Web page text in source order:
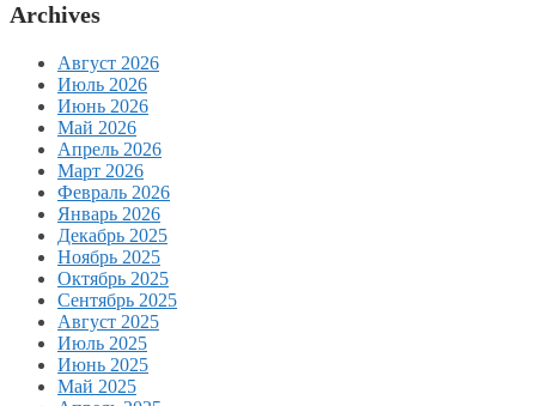
Archives
Август 2026
Июль 2026
Июнь 2026
Май 2026
Апрель 2026
Март 2026
Февраль 2026
Январь 2026
Декабрь 2025
Ноябрь 2025
Октябрь 2025
Сентябрь 2025
Август 2025
Июль 2025
Июнь 2025
Май 2025